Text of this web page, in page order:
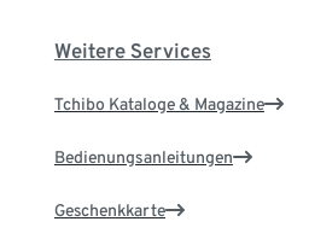
Weitere Services
Tchibo Kataloge & Magazine
Bedienungsanleitungen
Geschenkkarte